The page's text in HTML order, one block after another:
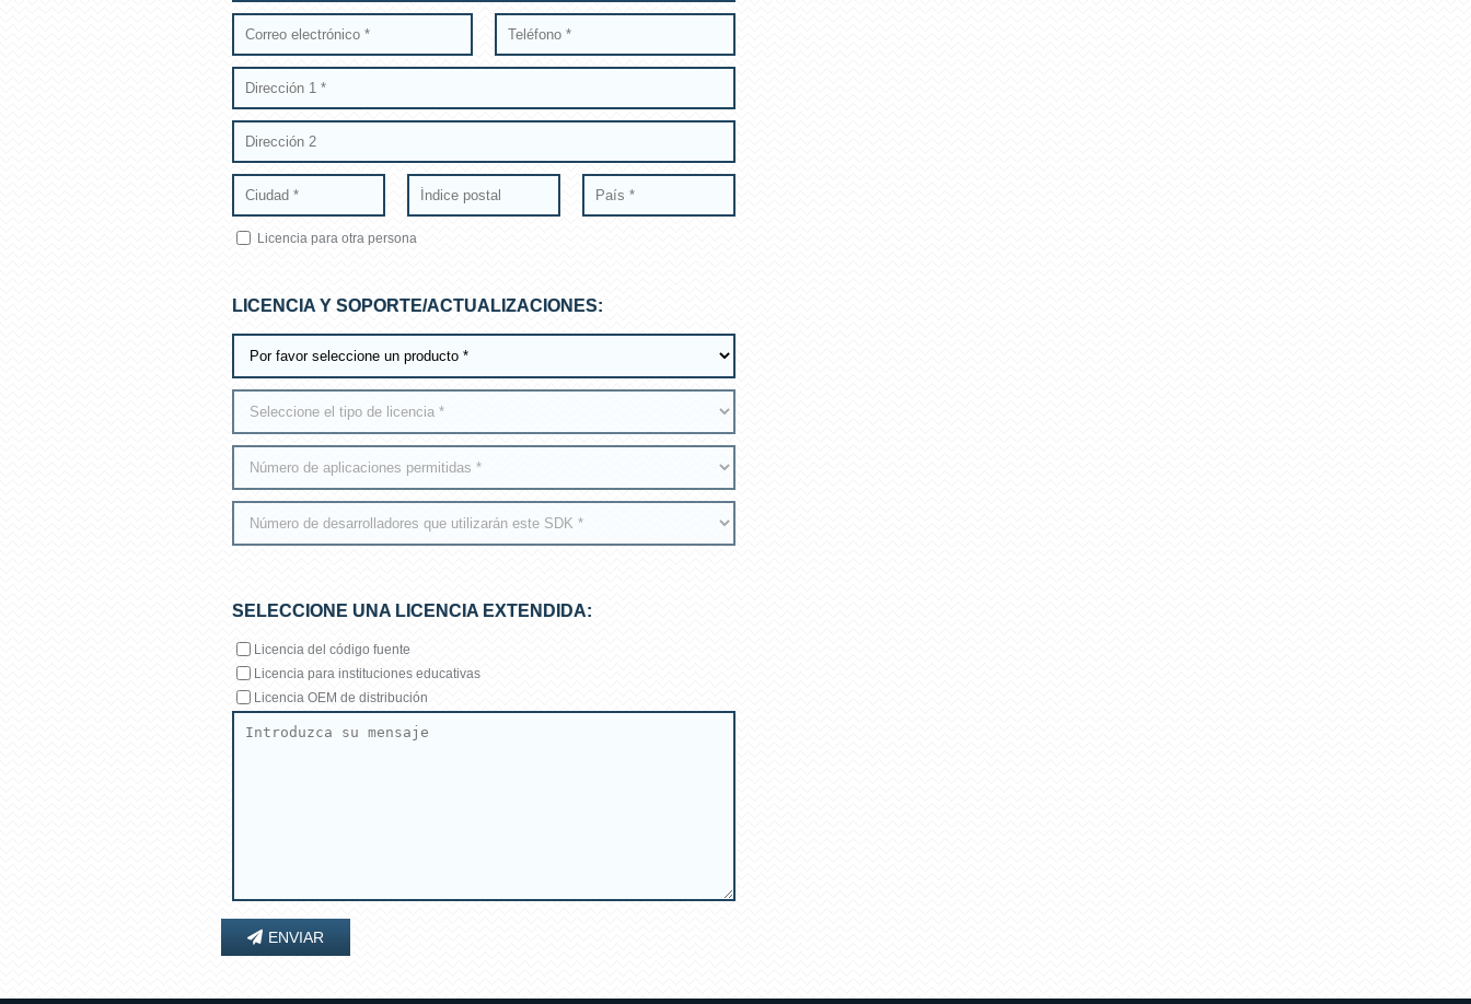
Licencia para otra persona
LICENCIA Y SOPORTE/ACTUALIZACIONES:
SELECCIONE UNA LICENCIA EXTENDIDA:
Licencia del código fuente
Licencia para instituciones educativas
Licencia OEM de distribución
ENVIAR